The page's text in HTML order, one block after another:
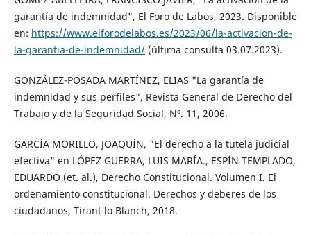
garantía de indemnidad", El Foro de Labos, 2023. Disponible
en: https://www.elforodelabos.es/2023/06/la-activacion-de-
la-garantia-de-indemnidad/(última consulta 03.07.2023).
GONZÁLEZ-POSADA MARTÍNEZ, ELIAS "La garantía de
indemnidad y sus perfiles", Revista General de Derecho del
Trabajo y de la Seguridad Social, Nº. 11, 2006.
GARCÍA MORILLO, JOAQUÍN, "El derecho a la tutela judicial
efectiva" en LÓPEZ GUERRA, LUIS MARÍA., ESPÍN TEMPLADO,
EDUARDO (et. al.), Derecho Constitucional. Volumen I. El
ordenamiento constitucional. Derechos y deberes de los
ciudadanos, Tirant lo Blanch, 2018.